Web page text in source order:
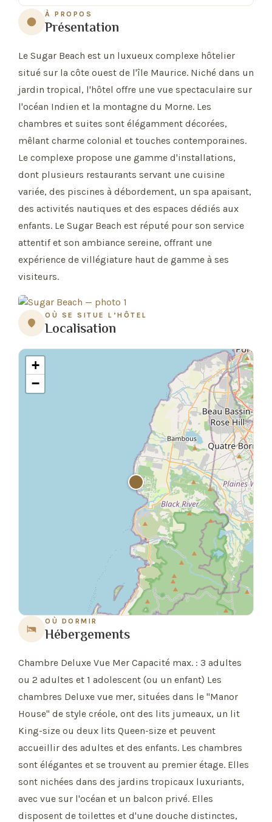
À PROPOS
Présentation
Le Sugar Beach est un luxueux complexe hôtelier
situé sur la côte ouest de l'île Maurice. Niché dans un
jardin tropical, l'hôtel offre une vue spectaculaire sur
l'océan Indien et la montagne du Morne. Les
chambres et suites sont élégamment décorées,
mêlant charme colonial et touches contemporaines.
Le complexe propose une gamme d'installations,
dont plusieurs restaurants servant une cuisine
variée, des piscines à débordement, un spa apaisant,
des activités nautiques et des espaces dédiés aux
enfants. Le Sugar Beach est réputé pour son service
attentif et son ambiance sereine, offrant une
expérience de villégiature haut de gamme à ses
visiteurs.
OÙ SE SITUE L’HÔTEL
Localisation
+
−
OÙ DORMIR
Hébergements
Chambre Deluxe Vue Mer Capacité max. : 3 adultes
ou 2 adultes et 1 adolescent (ou un enfant) Les
chambres Deluxe vue mer, situées dans le "Manor
House" de style créole, ont des lits jumeaux, un lit
King-size ou deux lits Queen-size et peuvent
accueillir des adultes et des enfants. Les chambres
sont élégantes et se trouvent au premier étage. Elles
sont nichées dans des jardins tropicaux luxuriants,
avec vue sur l'océan et un balcon privé. Elles
disposent de toilettes et d'une douche distinctes,